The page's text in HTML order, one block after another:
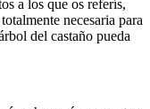
a los que os referís,
necesaria para
del castaño pueda